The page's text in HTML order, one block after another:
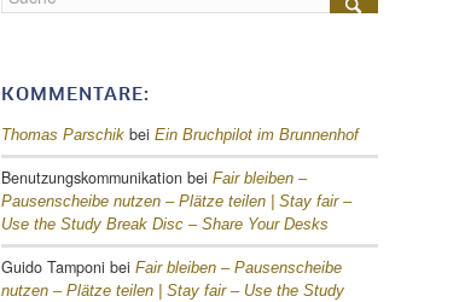
KOMMENTARE:
Thomas Parschik bei Ein Bruchpilot im Brunnenhof
Benutzungskommunikation bei Fair bleiben –
Pausenscheibe nutzen – Plätze teilen | Stay fair –
Use the Study Break Disc – Share Your Desks
Guido Tamponi bei Fair bleiben – Pausenscheibe
nutzen – Plätze teilen | Stay fair – Use the Study